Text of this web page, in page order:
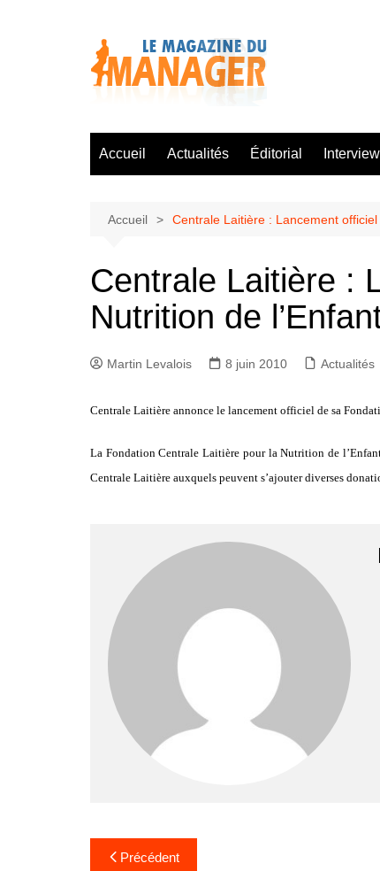
Accueil Actualités Éditorial
Accueil Centrale Laitière : Lancement
Centrale Laitière :
Nutrition de
Martin Levalois 8 juin 2010 Actualités
Centrale Laitière annonce le lancement officiel de sa
La Fondation Centrale Laitière pour la Nutrition de
Centrale Laitière auxquels peuvent s’ajouter diverses
Navigation
Précédent